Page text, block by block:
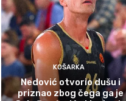
KOŠARKA
Nedović otvorio dušu i
priznao zbog čega ga je